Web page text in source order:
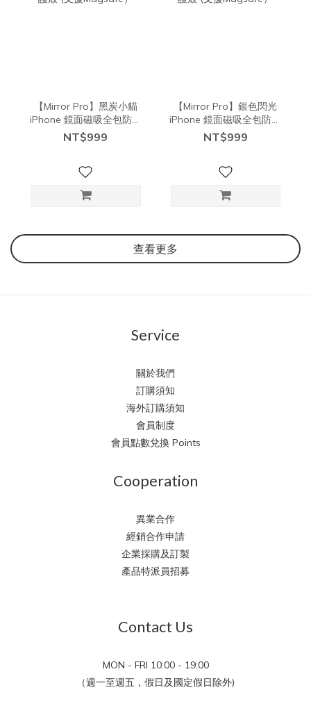
【Mirror Pro】黑炭小貓
iPhone 鏡面磁吸全包防摔
保護殼 (支援Magsafe）
NT$999
【Mirror Pro】銀色閃光
iPhone 鏡面磁吸全包防摔
保護殼 (支援Magsafe）
NT$999
查看更多
Service
關於我們
訂購須知
海外訂購須知
會員制度
會員點數兌換 Points
Cooperation
異業合作
經銷合作申請
企業採購及訂製
產品特派員招募
Contact Us
MON - FRI 10:00 - 19:00
（週一至週五，假日及國定假日除外)